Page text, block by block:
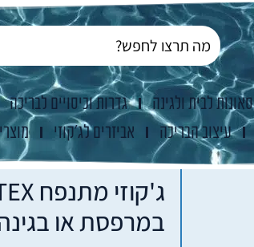
סאונות לבית ולגינה גדרות וכיסויים לבריכה
עיצוב הבריכה אביזרים לג'קוזי
במרפסת או